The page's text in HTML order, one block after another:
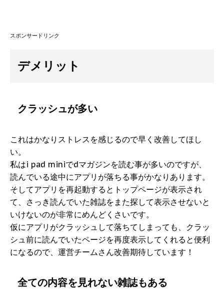
スポンサードリンク
デメリット
クラッシュが多い
これはかなりストレスを感じるので早く改善してほし
い。
私はi pad miniでdマガジンを読む事が多いのですが、
読んでいる途中にアプリが落ちる事がかなりあります。
そしてアプリを再起動するとトップページが表示され
て、さっき読んでいた雑誌をまた探して表示させないと
いけないのが非常にめんどくさいです。
仮にアプリがクラッシュして落ちてしまっても、クラッ
シュ前に読んでいたページを再度表示してくれると便利
になるので、運営チームさん改善期待しています！
全ての内容を見れない雑誌もある